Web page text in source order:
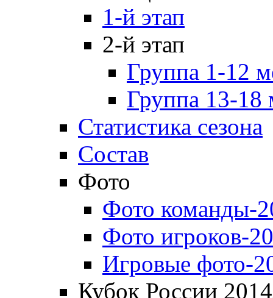
1-й этап
2-й этап
Группа 1-12
Группа 13-18
Статистика сезона
Состав
Фото
Фото команды-
Фото игроков-
Игровые фото-
Кубок России